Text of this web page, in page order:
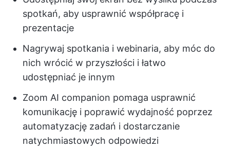
spotkań, aby usprawnić współpracę i
prezentacje
Nagrywaj spotkania i webinaria, aby móc do
nich wrócić w przyszłości i łatwo
udostępniać je innym
Zoom AI companion pomaga usprawnić
komunikację i poprawić wydajność poprzez
automatyzację zadań i dostarczanie
natychmiastowych odpowiedzi